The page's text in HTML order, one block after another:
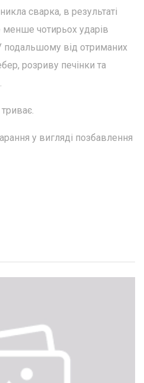
сварка, в результаті
менше чотирьох ударів
подальшому від отриманих
розриву печінки та
у вигляді позбавлення